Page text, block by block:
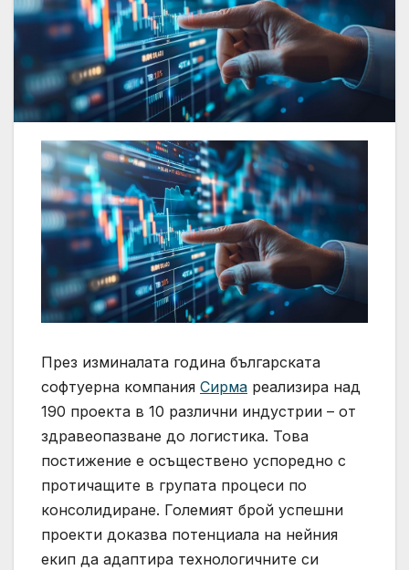
През изминалата година българската
софтуерна компания Сирма реализира над
190 проекта в 10 различни индустрии – от
здравеопазване до логистика. Това
постижение е осъществено успоредно с
протичащите в групата процеси по
консолидиране. Големият брой успешни
проекти доказва потенциала на нейния
екип да адаптира технологичните си